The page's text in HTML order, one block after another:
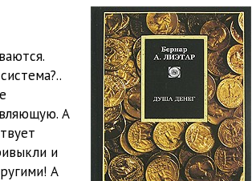
16:31
10:47
14:38
1:04:08
14:48
11:00
А
и
А